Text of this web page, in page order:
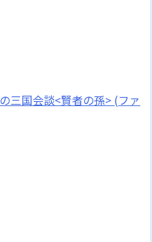
三国会談<賢者の孫> (ファ